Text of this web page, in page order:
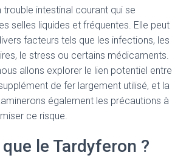
trouble intestinal courant qui se
selles liquides et fréquentes. Elle peut
facteurs tels que les infections, les
le stress ou certains médicaments.
allons explorer le lien potentiel entre
de fer largement utilisé, et la
également les précautions à
ce risque.
que le Tardyferon ?